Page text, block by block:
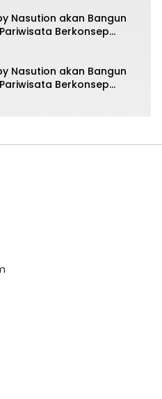
Nasution akan Bangun
Berkonsep
di Samosir
Nasution akan Bangun
Berkonsep
di Samosir